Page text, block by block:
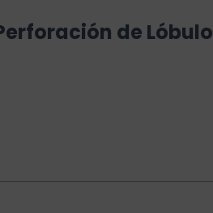
de Lóbulo